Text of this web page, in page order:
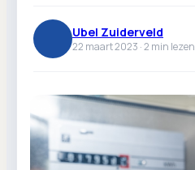
Ubel Zuiderveld
22 maart 2023 ·2 min lezen